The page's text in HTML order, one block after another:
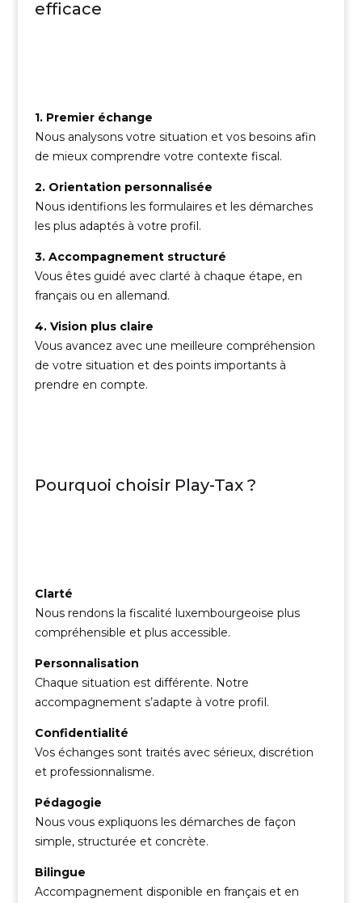
efficace
1. Premier échange
Nous analysons votre situation et vos besoins afin
de mieux comprendre votre contexte fiscal.
2. Orientation personnalisée
Nous identifions les formulaires et les démarches
les plus adaptés à votre profil.
3. Accompagnement structuré
Vous êtes guidé avec clarté à chaque étape, en
français ou en allemand.
4. Vision plus claire
Vous avancez avec une meilleure compréhension
de votre situation et des points importants à
prendre en compte.
Pourquoi choisir Play-Tax ?
Clarté
Nous rendons la fiscalité luxembourgeoise plus
compréhensible et plus accessible.
Personnalisation
Chaque situation est différente. Notre
accompagnement s’adapte à votre profil.
Confidentialité
Vos échanges sont traités avec sérieux, discrétion
et professionnalisme.
Pédagogie
Nous vous expliquons les démarches de façon
simple, structurée et concrète.
Bilingue
Accompagnement disponible en français et en